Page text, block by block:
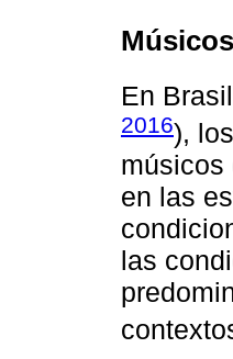
En
2016),
músicos
en las
las